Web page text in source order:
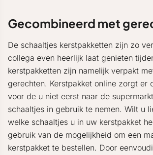
Gecombineerd met
De schaaltjes kerstpakketten zijn zo
collega even heerlijk laat genieten
kerstpakketten zijn namelijk verpakt
gerechten. Kerstpakket online zorgt er
voor de u niet eerst naar de
schaaltjes in gebruik te nemen. Wilt u
welke schaaltjes u in uw kerstpakket
gebruik van de mogelijkheid om een
kerstpakket te bestellen. Door